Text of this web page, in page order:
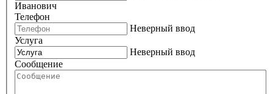
Иванович
Телефон
Неверный ввод
Услуга
Неверный ввод
Сообщение